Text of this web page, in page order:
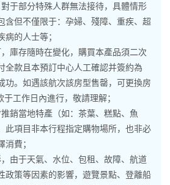
于部分特殊人群無法接待，具體情形
含但不僅限于：孕婦、殘障、重疾、超
病的人士等；
庫存隨時在變化，購買本產品須二次
全款且本預訂中心人工確認并簽約為
功。如遇該航次該房型售罄，可更換房
工作日內進行，敬請理解；
銷當地特產（如：茶葉、糕點、魚
此項目非本行程指定購物場所，也非必
消費；
由于天氣、水位、包租、故障、航道
政策等因素的影響，遊覽景點、登離船